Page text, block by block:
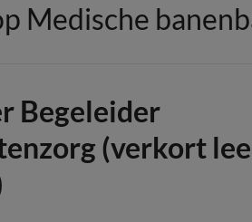
Medische
Begeleider
(verkort